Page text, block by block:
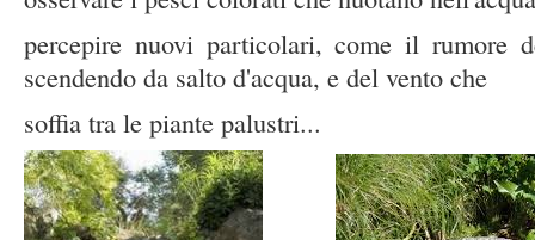
percepire nuovi particolari, come il rumore
scendendo da salto d'acqua, e del vento che
soffia tra le piante palustri...